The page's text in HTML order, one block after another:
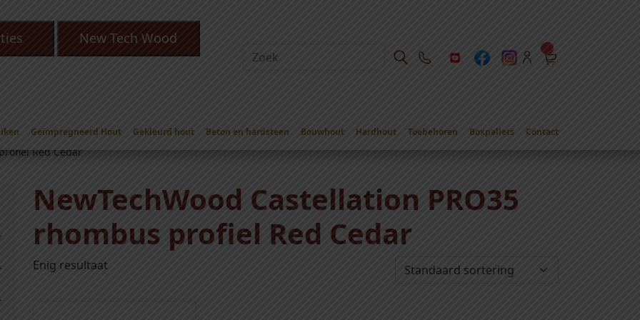
New Tech Wood
Geïmpregneerd Hout Gekleurd hout Beton en hardsteen Bouwhout Hardhout Toebehoren Boxpallets Contact
/NewTechWood Rhombus Red Cedar
Red Cedar
NewTechWood Castellation PRO35
rhombus profiel Red Cedar
Enig resultaat